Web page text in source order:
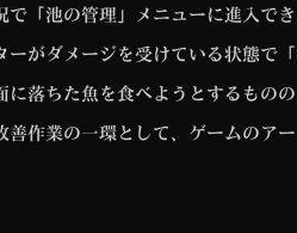
で「池の管理」メニューに進入で
ーがダメージを受けている状態で
に落ちた魚を食べようとするもの
善作業の一環として、ゲームのア